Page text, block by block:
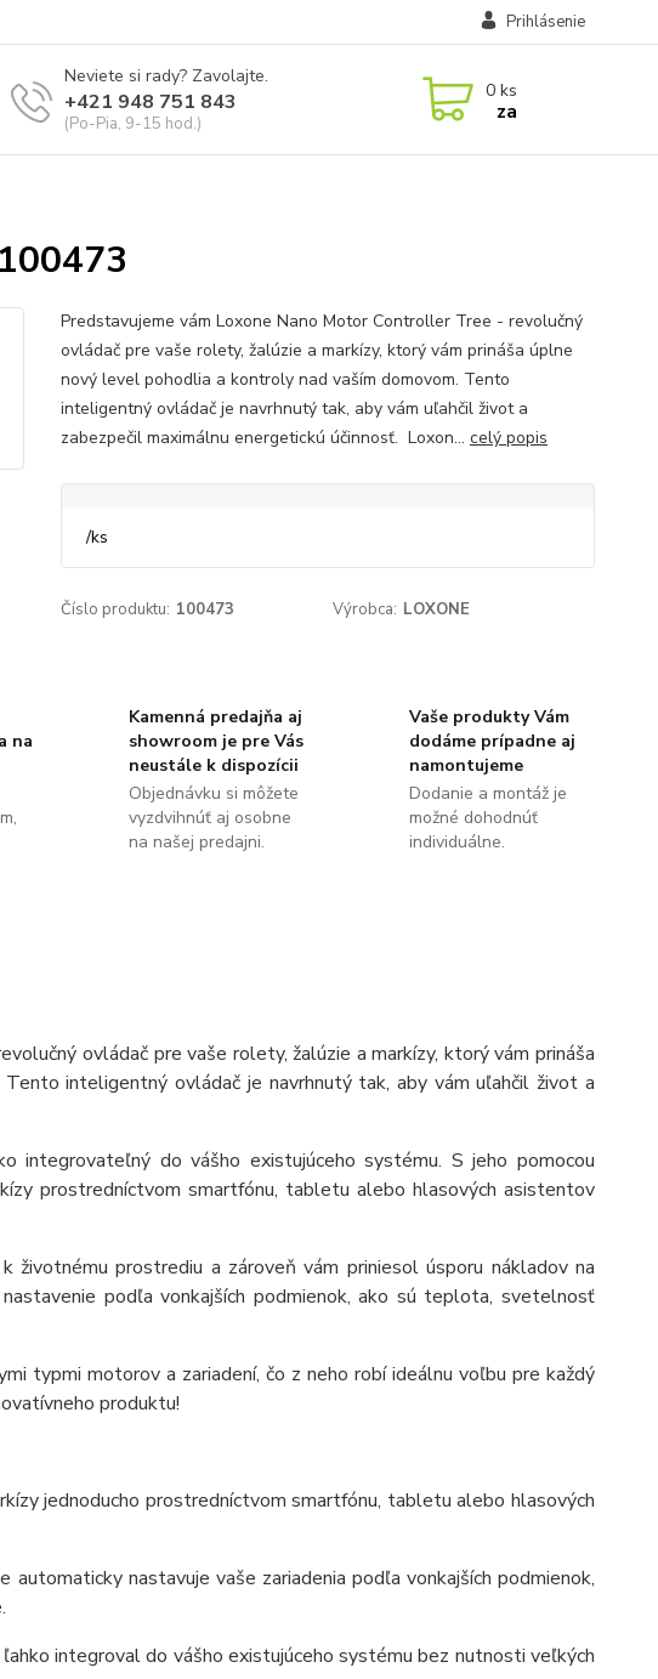
Prihlásenie
Neviete si rady? Zavolajte.
+421 948 751 843
(Po-Pia, 9-15 hod.)
0 ks
za
Predstavujeme vám Loxone Nano Motor Controller Tree - revolučný
ovládač pre vaše rolety, žalúzie a markízy, ktorý vám prináša úplne
nový level pohodlia a kontroly nad vaším domovom. Tento
inteligentný ovládač je navrhnutý tak, aby vám uľahčil život a
zabezpečil maximálnu energetickú účinnosť. Loxon... celý popis
/ks
Číslo produktu: 100473 Výrobca: LOXONE
na
Kamenná predajňa aj
showroom je pre Vás
neustále k dispozícii
Objednávku si môžete
vyzdvihnúť aj osobne
na našej predajni.
Vaše produkty Vám
dodáme prípadne aj
namontujeme
Dodanie a montáž je
možné dohodnúť
individuálne.
ovládač pre vaše rolety, žalúzie a markízy, ktorý vám prináša
inteligentný ovládač je navrhnutý tak, aby vám uľahčil život a
do vášho existujúceho systému. S jeho pomocou
prostredníctvom smartfónu, tabletu alebo hlasových asistentov
prostrediu a zároveň vám priniesol úsporu nákladov na
podľa vonkajších podmienok, ako sú teplota, svetelnosť
typmi motorov a zariadení, čo z neho robí ideálnu voľbu pre každý
produktu!
jednoducho prostredníctvom smartfónu, tabletu alebo hlasových
nastavuje vaše zariadenia podľa vonkajších podmienok,
integroval do vášho existujúceho systému bez nutnosti veľkých